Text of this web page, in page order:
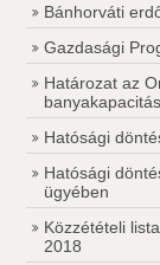
Bánhorváti
Gazdasági
Határozat az
Hatósági
Hatósági
ügyében
Közzétételi
2018